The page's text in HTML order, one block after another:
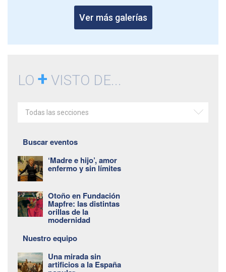
Ver más galerías
LO + VISTO DE...
Todas las secciones
Buscar eventos
‘Madre e hijo’, amor
enfermo y sin límites
Otoño en Fundación
Mapfre: las distintas
orillas de la
modernidad
Nuestro equipo
Una mirada sin
artificios a la España